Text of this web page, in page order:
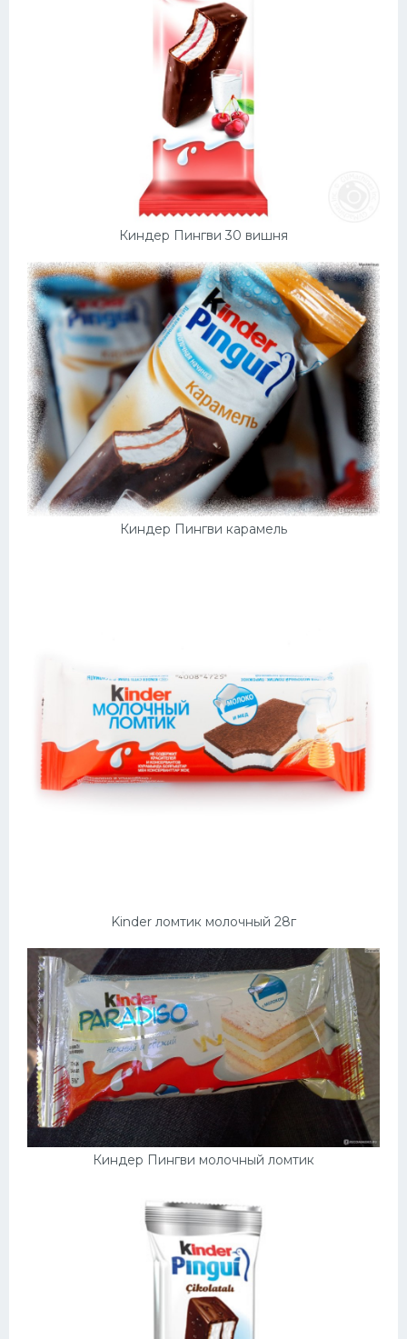
Киндер Пингви 30 вишня
Киндер Пингви карамель
Kinder ломтик молочный 28г
Киндер Пингви молочный ломтик